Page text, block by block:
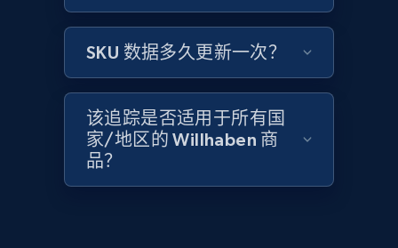
and more.
2.1K+ 353+ 立即开始
Home Depot US - Discover products by
specified URL
SKU 数据多久更新一次？
该追踪是否适用于所有国
家/地区的 Willhaben 商
品？